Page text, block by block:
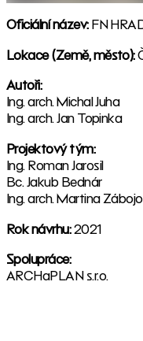
Oficiální název:FN
Lokace (Země, město):
Autoři:
Ing. arch. Michal Juha
Ing. arch. Jan Topinka
Projektový tým:
Ing. Roman Jarosil
Bc. Jakub Bednár
Ing. arch. Martina
Rok návrhu:2021
Spolupráce:
ARCHaPLAN s.r.o.